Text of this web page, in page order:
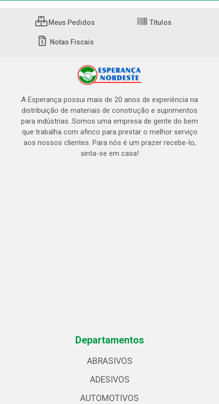
Meus Pedidos Títulos
Notas Fiscais
A Esperança possui mais de 20 anos de experiência na
distribuição de materiais de construção e suprimentos
para indústrias. Somos uma empresa de gente do bem
que trabalha com afinco para prestar o melhor serviço
aos nossos clientes. Para nós é um prazer recebe-lo,
sinta-se em casa!
Departamentos
ABRASIVOS
ADESIVOS
AUTOMOTIVOS